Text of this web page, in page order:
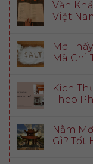
Văn
Việt
Mơ
Mã Chi
Kích
Theo
Nằm
Gì? Tốt